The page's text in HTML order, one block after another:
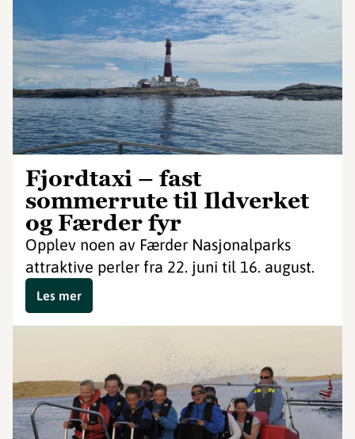
Fjordtaxi – fast
sommerrute til Ildverket
og Færder fyr
Opplev noen av Færder Nasjonalparks
attraktive perler fra 22. juni til 16. august.
Les mer